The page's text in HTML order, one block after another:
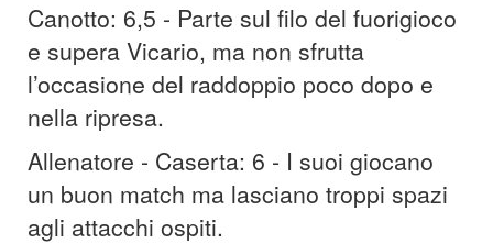
Canotto: 6,5 - Parte sul filo del fuorigioco
e supera Vicario, ma non sfrutta
l’occasione del raddoppio poco dopo e
nella ripresa.
Allenatore - Caserta: 6 - I suoi giocano
un buon match ma lasciano troppi spazi
agli attacchi ospiti.